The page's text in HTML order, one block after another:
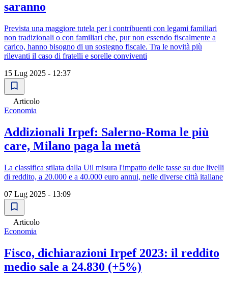
saranno
Prevista una maggiore tutela per i contribuenti con legami familiari
non tradizionali o con familiari che, pur non essendo fiscalmente a
carico, hanno bisogno di un sostegno fiscale. Tra le novità più
rilevanti il caso di fratelli e sorelle conviventi
15 Lug 2025 - 12:37
Articolo
Economia
Addizionali Irpef: Salerno-Roma le più
care, Milano paga la metà
La classifica stilata dalla Uil misura l'impatto delle tasse su due livelli
di reddito, a 20.000 e a 40.000 euro annui, nelle diverse città italiane
07 Lug 2025 - 13:09
Articolo
Economia
Fisco, dichiarazioni Irpef 2023: il reddito
medio sale a 24.830 (+5%)